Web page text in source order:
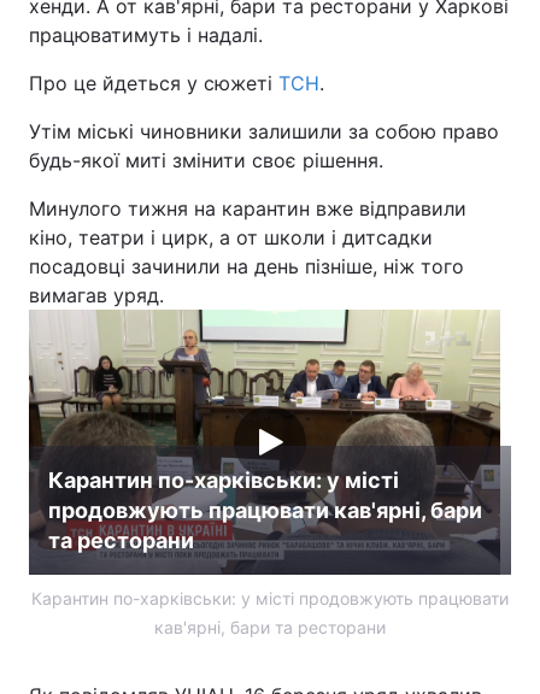
хенди. А от кав'ярні, бари та ресторани у Харкові
працюватимуть і надалі.
Про це йдеться у сюжеті ТСН.
Утім міські чиновники залишили за собою право
будь-якої миті змінити своє рішення.
Минулого тижня на карантин вже відправили
кіно, театри і цирк, а от школи і дитсадки
посадовці зачинили на день пізніше, ніж того
вимагав уряд.
Карантин по-харківськи: у місті
продовжують працювати кав'ярні, бари
та ресторани
Карантин по-харківськи: у місті продовжують працювати
кав'ярні, бари та ресторани